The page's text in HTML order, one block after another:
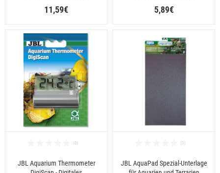
11,59€ 5,89€
JBL Aquarium Thermometer
JBL AquaPad Spezial-Unterlage